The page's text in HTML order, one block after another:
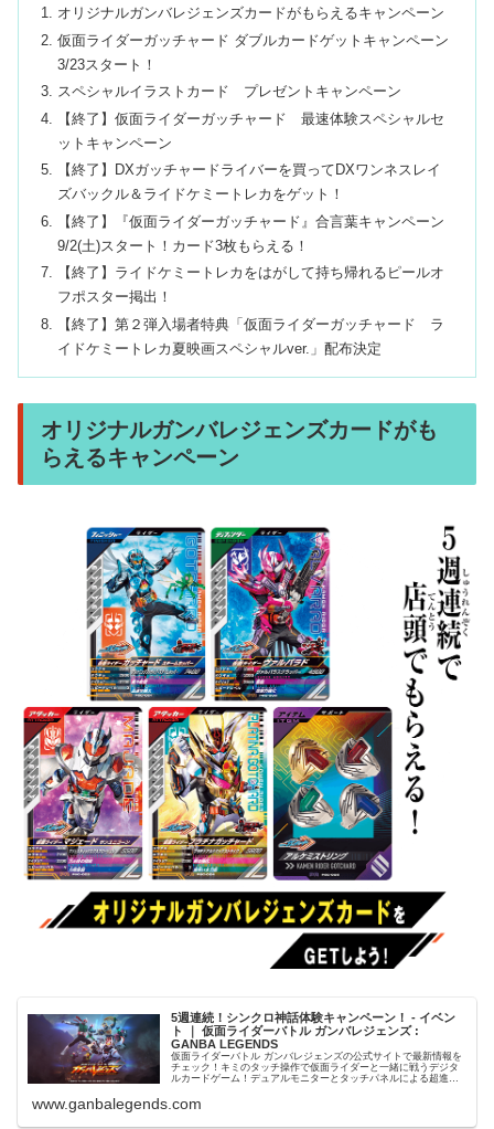
オリジナルガンバレジェンズカードがもらえるキャンペーン
仮面ライダーガッチャード ダブルカードゲットキャンペーン
3/23スタート！
スペシャルイラストカード プレゼントキャンペーン
【終了】仮面ライダーガッチャード 最速体験スペシャルセ
ットキャンペーン
【終了】DXガッチャードライバーを買ってDXワンネスレイ
ズバックル＆ライドケミートレカをゲット！
【終了】『仮面ライダーガッチャード』合言葉キャンペーン
9/2(土)スタート！カード3枚もらえる！
【終了】ライドケミートレカをはがして持ち帰れるピールオ
フポスター掲出！
【終了】第２弾入場者特典「仮面ライダーガッチャード ラ
イドケミートレカ夏映画スペシャルver.」配布決定
オリジナルガンバレジェンズカードがも
らえるキャンペーン
5週連続！シンクロ神話体験キャンペーン！ - イベン
ト ｜ 仮面ライダーバトル ガンバレジェンズ :
GANBA LEGENDS
仮面ライダーバトル ガンバレジェンズの公式サイトで最新情報を
チェック！キミのタッチ操作で仮面ライダーと一緒に戦うデジタ
ルカードゲーム！デュアルモニターとタッチパネルによる超進化
www.ganbalegends.com